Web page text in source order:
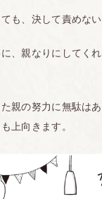
も、決して責めない
、親なりにしてく
親の努力に無駄はあ
上向きます。